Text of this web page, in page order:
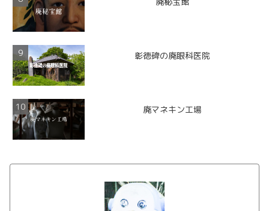
彰徳碑の廃眼科医院
廃マネキン工場